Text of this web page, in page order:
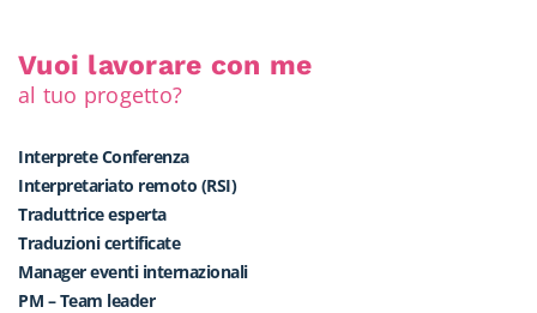
Vuoi lavorare con me
al tuo progetto?
Interprete Conferenza
Interpretariato remoto (RSI)
Traduttrice esperta
Traduzioni certificate
Manager eventi internazionali
PM – Team leader